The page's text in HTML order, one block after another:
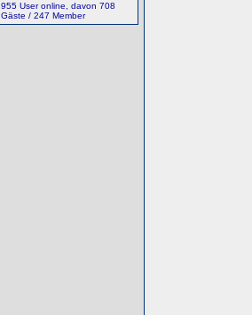
955 User online, davon 708
Gäste / 247 Member